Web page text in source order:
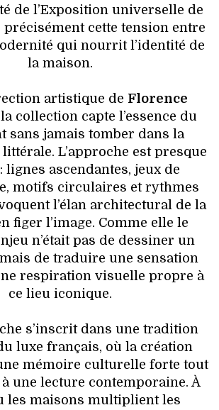
de l’Exposition universelle de
précisément cette tension entre
qui nourrit l’identité de
la maison.
artistique de Florence
la collection capte l’essence du
sans jamais tomber dans la
L’approche est presque
lignes ascendantes, jeux de
motifs circulaires et rythmes
l’élan architectural de la
figer l’image. Comme elle le
n’était pas de dessiner un
de traduire une sensation
respiration visuelle propre à
ce lieu iconique.
s’inscrit dans une tradition
luxe français, où la création
mémoire culturelle forte tout
à une lecture contemporaine. À
les maisons multiplient les